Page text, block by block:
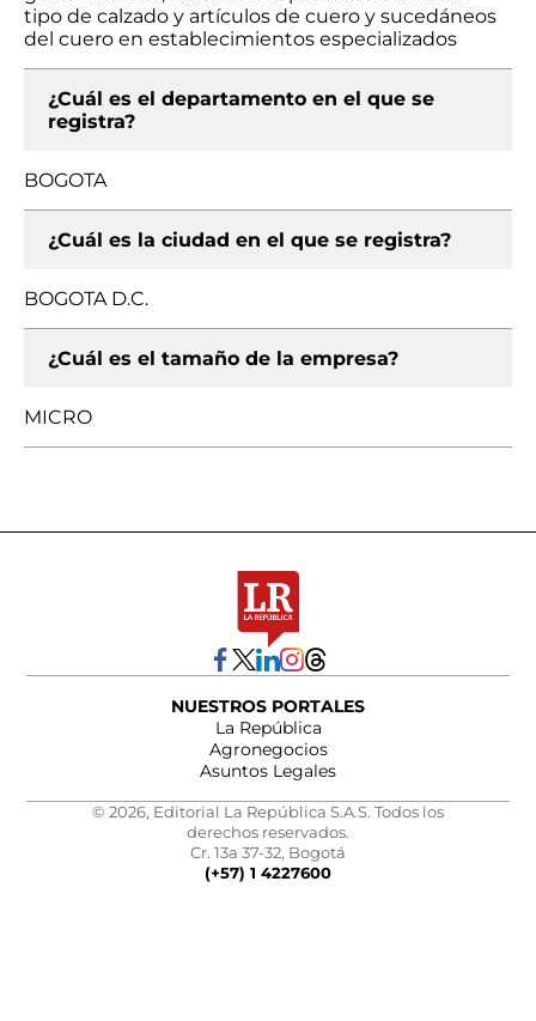
tipo de calzado y artículos de cuero y sucedáneos
del cuero en establecimientos especializados
¿Cuál es el departamento en el que se
registra?
BOGOTA
¿Cuál es la ciudad en el que se registra?
BOGOTA D.C.
¿Cuál es el tamaño de la empresa?
MICRO
NUESTROS PORTALES
La República
Agronegocios
Asuntos Legales
© 2026, Editorial La República S.A.S. Todos los
derechos reservados.
Cr. 13a 37-32, Bogotá
(+57) 1 4227600